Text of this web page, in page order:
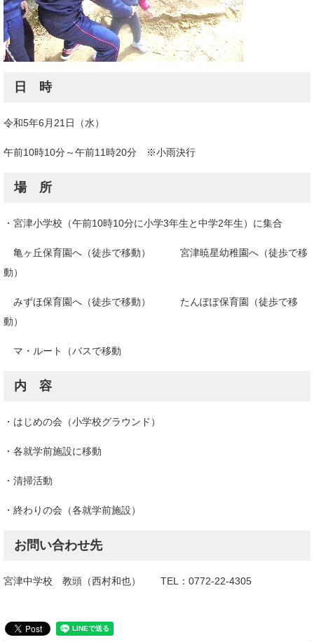
日 時
令和5年6月21日（水）
午前10時10分～午前11時20分 ※小雨決行
場 所
・宮津小学校（午前10時10分に小学3年生と中学2年生）に集合
亀ヶ丘保育園へ（徒歩で移動） 宮津暁星幼稚園へ（徒歩で移
動）
みずほ保育園へ（徒歩で移動） たんぽぽ保育園（徒歩で移
動）
マ・ルート（バスで移動
内 容
・はじめの会（小学校グラウンド）
・各就学前施設に移動
・清掃活動
・終わりの会（各就学前施設）
お問い合わせ先
宮津中学校 教頭（西村和也） TEL：0772-22-4305